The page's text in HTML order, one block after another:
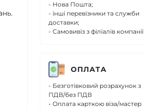
- Нова Пошта;
- інші перевізники та служби
доставки;
- Самовивіз з філіалів компанії
ОПЛАТА
- Безготівковий розрахунок з
ПДВ/без ПДВ
- Оплата карткою віза/мастер